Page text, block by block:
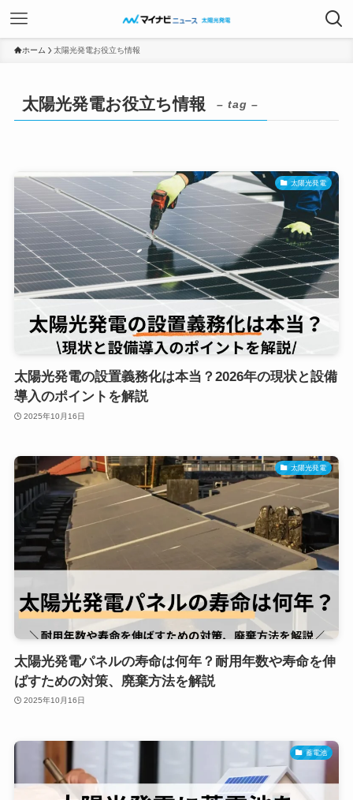
ホーム 太陽光発電お役立ち情報
太陽光発電お役立ち情報 – tag –
太陽光発電
太陽光発電の設置義務化は本当？2026年の現状と設備
導入のポイントを解説
2025年10月16日
太陽光発電
太陽光発電パネルの寿命は何年？耐用年数や寿命を伸
ばすための対策、廃棄方法を解説
2025年10月16日
蓄電池